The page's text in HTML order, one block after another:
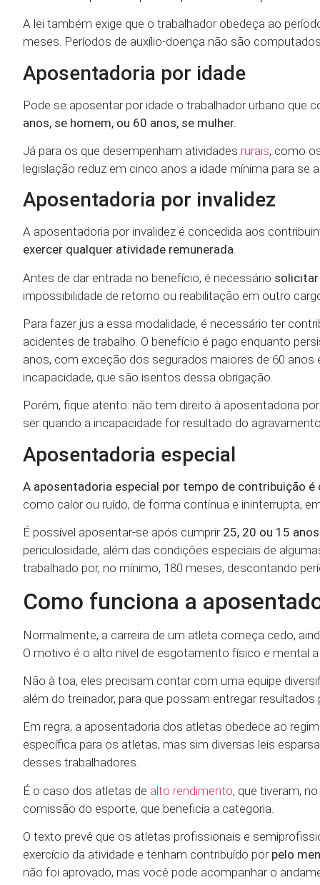
A lei também exige que o trabalhador obedeça ao
meses. Períodos de auxílio-doença não são
Aposentadoria por idade
Pode se aposentar por idade o trabalhador urbano que
anos, se homem, ou 60 anos, se mulher.
Já para os que desempenham atividades rurais, como
legislação reduz em cinco anos a idade mínima para se
Aposentadoria por invalidez
A aposentadoria por invalidez é concedida aos
exercer qualquer atividade remunerada.
Antes de dar entrada no benefício, é necessário solicitar
impossibilidade de retorno ou reabilitação em outro
Para fazer jus a essa modalidade, é necessário ter
acidentes de trabalho. O benefício é pago enquanto
anos, com exceção dos segurados maiores de 60
incapacidade, que são isentos dessa obrigação.
Porém, fique atento: não tem direito à aposentadoria
ser quando a incapacidade for resultado do
Aposentadoria especial
A aposentadoria especial por tempo de contribuição
como calor ou ruído, de forma contínua e ininterrupta,
É possível aposentar-se após cumprir 25, 20 ou 15
periculosidade, além das condições especiais de
trabalhado por, no mínimo, 180 meses, descontando
Como funciona a
Normalmente, a carreira de um atleta começa cedo,
O motivo é o alto nível de esgotamento físico e mental
Não à toa, eles precisam contar com uma equipe
além do treinador, para que possam entregar resultados
Em regra, a aposentadoria dos atletas obedece ao
específica para os atletas, mas sim diversas leis
desses trabalhadores.
É o caso dos atletas de alto rendimento, que tiveram,
comissão do esporte, que beneficia a categoria.
O texto prevê que os atletas profissionais e
exercício da atividade e tenham contribuído porpelo
não foi aprovado, mas você pode acompanhar o